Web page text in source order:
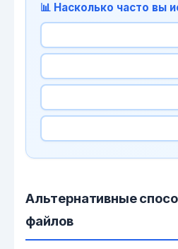
📊 Насколько часто вы
Альтернативные
файлов